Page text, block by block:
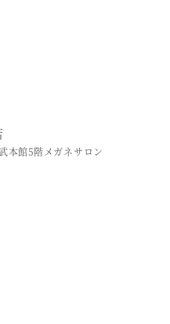
本館5階メガネサロン